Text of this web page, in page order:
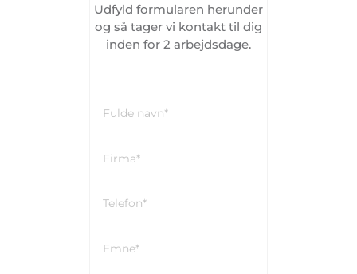
Udfyld formularen herunder
og så tager vi kontakt til dig
inden for 2 arbejdsdage.